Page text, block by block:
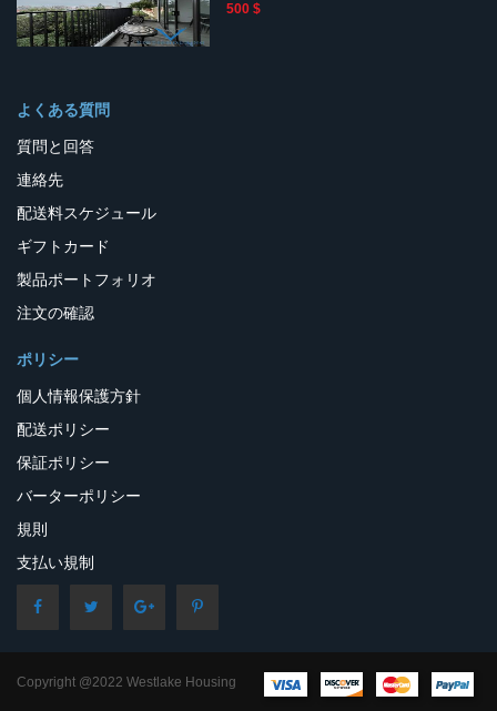
500 $
よくある質問
質問と回答
連絡先
配送料スケジュール
ギフトカード
製品ポートフォリオ
注文の確認
ポリシー
個人情報保護方針
配送ポリシー
保証ポリシー
バーターポリシー
規則
支払い規制
Copyright @2022 Westlake Housing